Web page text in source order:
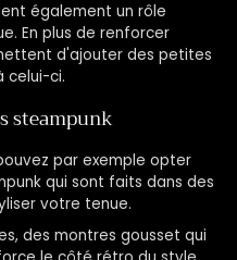
également un rôle
En plus de renforcer
d'ajouter des petites
celui-ci.
steampunk
par exemple opter
qui sont faits dans des
votre tenue.
des montres gousset qui